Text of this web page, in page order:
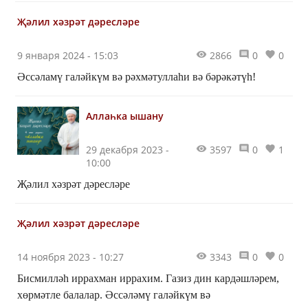
Җәлил хәзрәт дәресләре
9 января 2024 - 15:03 2866 0 0
Әссәламү галәйкүм вә рәхмәтуллаһи вә бәрәкәтүһ!
Аллаһка ышану
29 декабря 2023 -
10:00
3597 0 1
Җәлил хәзрәт дәресләре
Җәлил хәзрәт дәресләре
14 ноября 2023 - 10:27 3343 0 0
Бисмилләһ иррахман иррахим. Газиз дин кардәшләрем,
хөрмәтле балалар. Әссәләмү галәйкүм вә